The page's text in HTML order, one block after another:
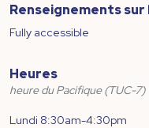
Renseignements sur
Fully accessible
Heures
heure du Pacifique (TUC-7)
Lundi 8:30am-4:30pm